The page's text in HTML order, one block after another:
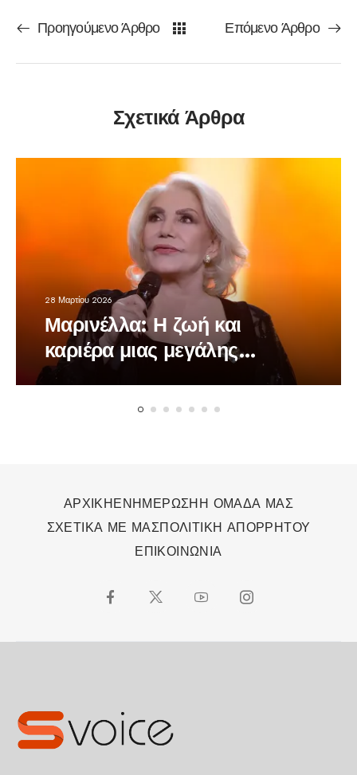
Προηγούμενο Άρθρο Επόμενο Άρθρο
Σχετικά Άρθρα
28 Μαρτίου 2026
Μαρινέλλα: Η ζωή και
καριέρα μιας μεγάλης
τραγουδίστριας
ΑΡΧΙΚΗΕΝΗΜΕΡΩΣΗΗ ΟΜΑΔΑ ΜΑΣ
ΣΧΕΤΙΚΑ ΜΕ ΜΑΣΠΟΛΙΤΙΚΗ ΑΠΟΡΡΗΤΟΥ
ΕΠΙΚΟΙΝΩΝΙΑ